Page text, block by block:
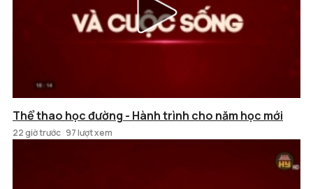
Thể thao học đường - Hành trình cho năm học mới
22 giờ trước 97 lượt xem